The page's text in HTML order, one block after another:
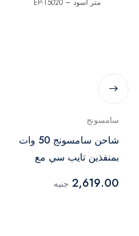
سامسونج
شاحن سامسونج 50 وات
بمنفذين تايب سي مع
T5020
2,619.00 جنيه